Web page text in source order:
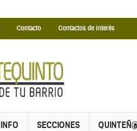
Contacto Contactos de interés
INFO SECCIONES